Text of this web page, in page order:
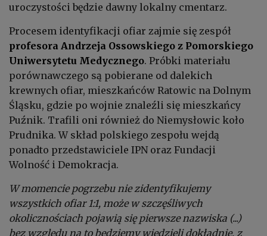
uroczystości będzie dawny lokalny cmentarz.
Procesem identyfikacji ofiar zajmie się zespół
profesora Andrzeja Ossowskiego z Pomorskiego
Uniwersytetu Medycznego. Próbki materiału
porównawczego są pobierane od dalekich
krewnych ofiar, mieszkańców Ratowic na Dolnym
Śląsku, gdzie po wojnie znaleźli się mieszkańcy
Puźnik. Trafili oni również do Niemysłowic koło
Prudnika. W skład polskiego zespołu wejdą
ponadto przedstawiciele IPN oraz Fundacji
Wolność i Demokracja.
W momencie pogrzebu nie zidentyfikujemy
wszystkich ofiar 1:1, może w szczęśliwych
okolicznościach pojawią się pierwsze nazwiska (...)
bez względu na to będziemy wiedzieli dokładnie, z